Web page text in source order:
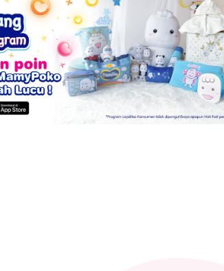
Apakah USG
Berbahaya
karena
Mengandung
Radiasi?
Cara
yang
dan